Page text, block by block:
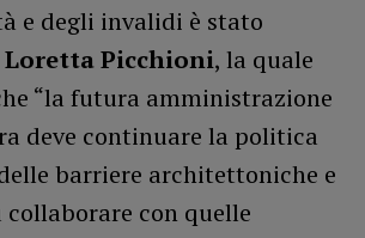
e degli invalidi è stato
Loretta Picchioni, la quale
“la futura amministrazione
deve continuare la politica
barriere architettoniche e
con quelle